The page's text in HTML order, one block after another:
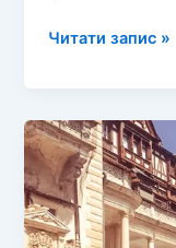
Парк
чарівний
парк
мініатюр
у
самому
Читати запис »